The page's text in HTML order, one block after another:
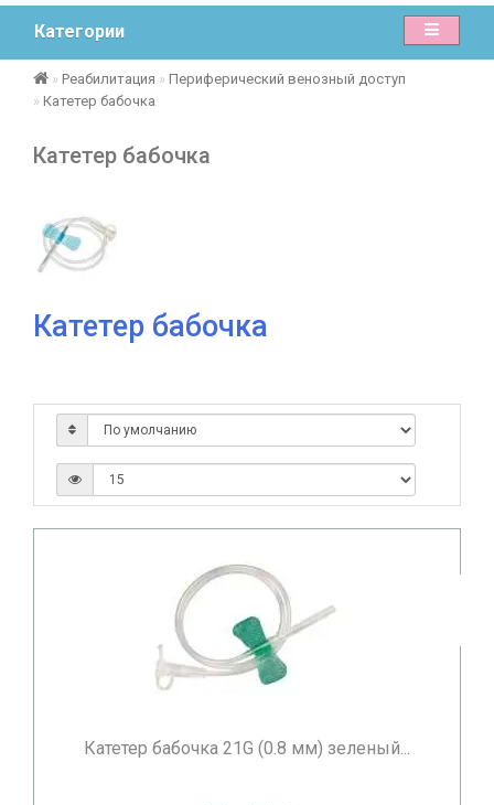
Категории
Реабилитация
Периферический венозный доступ
Катетер бабочка
Катетер бабочка
Катетер бабочка
Катетер бабочка 21G (0.8 мм) зеленый...